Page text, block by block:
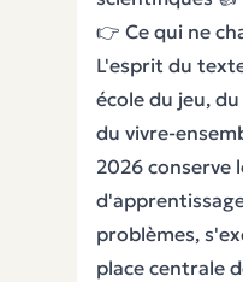
👉 Ce qui ne
L'esprit du
école du jeu,
du vivre-
2026 conserve
problèmes,
place centrale